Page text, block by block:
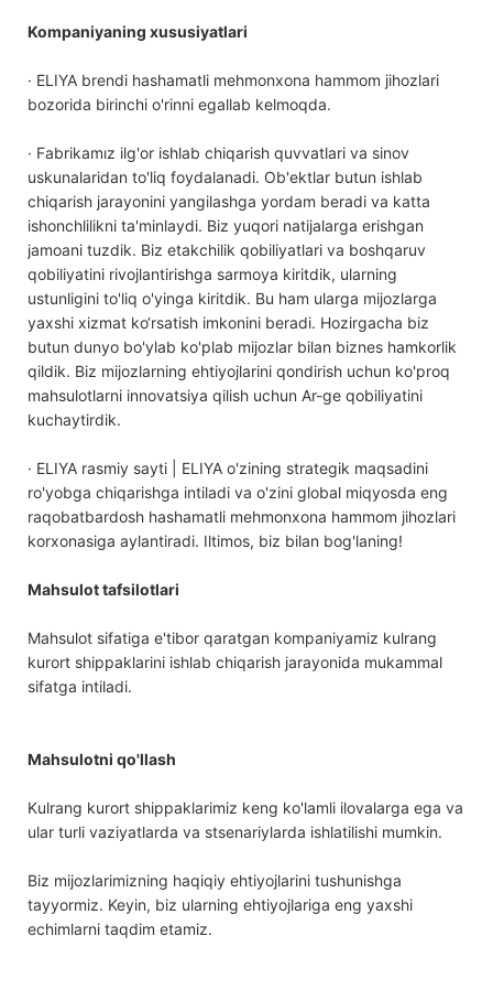
Kompaniyaning xususiyatlari
· ELIYA brendi hashamatli mehmonxona hammom jihozlari
bozorida birinchi o'rinni egallab kelmoqda.
· Fabrikamız ilg'or ishlab chiqarish quvvatlari va sinov
uskunalaridan to'liq foydalanadi. Ob'ektlar butun ishlab
chiqarish jarayonini yangilashga yordam beradi va katta
ishonchlilikni ta'minlaydi. Biz yuqori natijalarga erishgan
jamoani tuzdik. Biz etakchilik qobiliyatlari va boshqaruv
qobiliyatini rivojlantirishga sarmoya kiritdik, ularning
ustunligini to'liq o'yinga kiritdik. Bu ham ularga mijozlarga
yaxshi xizmat ko‘rsatish imkonini beradi. Hozirgacha biz
butun dunyo bo'ylab ko'plab mijozlar bilan biznes hamkorlik
qildik. Biz mijozlarning ehtiyojlarini qondirish uchun ko'proq
mahsulotlarni innovatsiya qilish uchun Ar-ge qobiliyatini
kuchaytirdik.
· ELIYA rasmiy sayti | ELIYA o'zining strategik maqsadini
ro'yobga chiqarishga intiladi va o'zini global miqyosda eng
raqobatbardosh hashamatli mehmonxona hammom jihozlari
korxonasiga aylantiradi. Iltimos, biz bilan bog'laning!
Mahsulot tafsilotlari
Mahsulot sifatiga e'tibor qaratgan kompaniyamiz kulrang
kurort shippaklarini ishlab chiqarish jarayonida mukammal
sifatga intiladi.
Mahsulotni qo'llash
Kulrang kurort shippaklarimiz keng ko'lamli ilovalarga ega va
ular turli vaziyatlarda va stsenariylarda ishlatilishi mumkin.
Biz mijozlarimizning haqiqiy ehtiyojlarini tushunishga
tayyormiz. Keyin, biz ularning ehtiyojlariga eng yaxshi
echimlarni taqdim etamiz.